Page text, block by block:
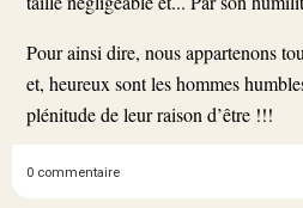
Pour ainsi dire, nous appartenons
et, heureux sont les hommes
plénitude de leur raison d’être !!!
0 commentaire